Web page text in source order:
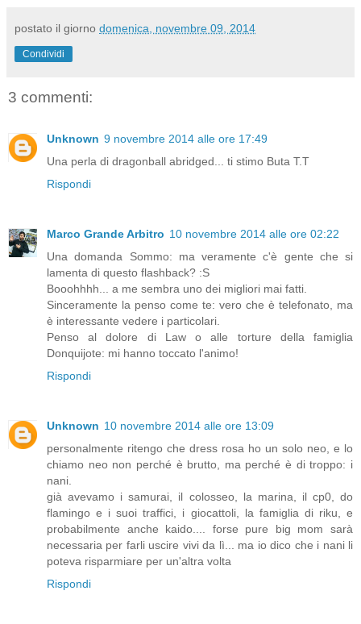
postato il giorno domenica, novembre 09, 2014
Condividi
3 commenti:
Unknown 9 novembre 2014 alle ore 17:49
Una perla di dragonball abridged... ti stimo Buta T.T
Rispondi
Marco Grande Arbitro 10 novembre 2014 alle ore 02:22
Una domanda Sommo: ma veramente c'è gente che si
lamenta di questo flashback? :S
Booohhhh... a me sembra uno dei migliori mai fatti.
Sinceramente la penso come te: vero che è telefonato, ma
è interessante vedere i particolari.
Penso al dolore di Law o alle torture della famiglia
Donquijote: mi hanno toccato l'animo!
Rispondi
Unknown 10 novembre 2014 alle ore 13:09
personalmente ritengo che dress rosa ho un solo neo, e lo
chiamo neo non perché è brutto, ma perché è di troppo: i
nani.
già avevamo i samurai, il colosseo, la marina, il cp0, do
flamingo e i suoi traffici, i giocattoli, la famiglia di riku, e
probabilmente anche kaido.... forse pure big mom sarà
necessaria per farli uscire vivi da lì... ma io dico che i nani li
poteva risparmiare per un'altra volta
Rispondi